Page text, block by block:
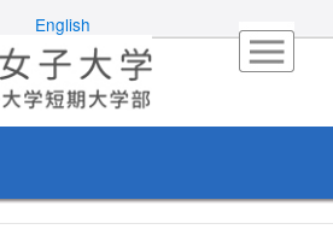
English